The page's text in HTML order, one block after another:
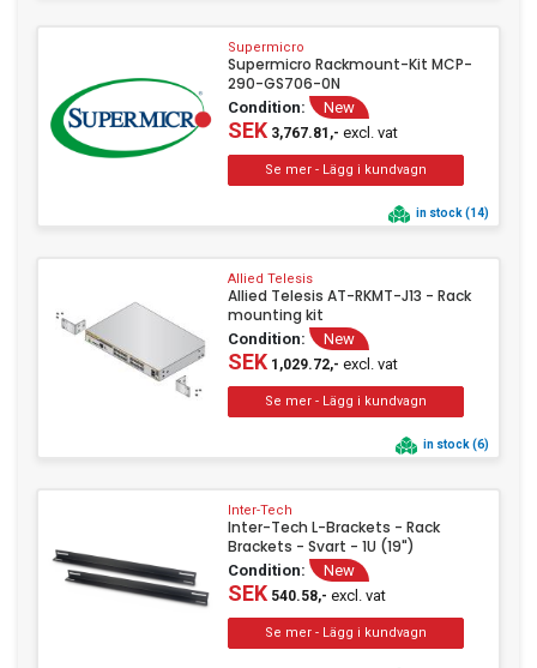
Supermicro
Supermicro Rackmount-Kit MCP-
290-GS706-0N
Condition: New
SEK3,767.81,- excl. vat
in stock (14)
Allied Telesis
Allied Telesis AT-RKMT-J13 - Rack
mounting kit
Condition: New
SEK1,029.72,- excl. vat
in stock (6)
Inter-Tech
Inter-Tech L-Brackets - Rack
Brackets - Svart - 1U (19")
Condition: New
SEK540.58,- excl. vat